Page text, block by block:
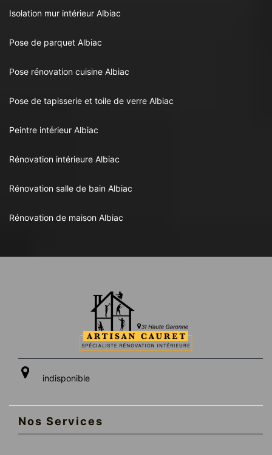
Isolation mur intérieur Albiac
Pose de parquet Albiac
Pose rénovation cuisine Albiac
Pose de tapisserie et toile de verre Albiac
Peintre intérieur Albiac
Rénovation intérieure Albiac
Rénovation salle de bain Albiac
Rénovation de maison Albiac
indisponible
Nos Services